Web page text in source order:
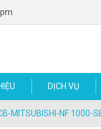
DỊCH VỤ
MITSUBISHI-NF 1000-